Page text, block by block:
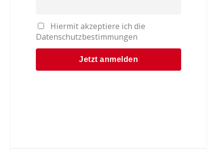
Hiermit akzeptiere ich die
Datenschutzbestimmungen